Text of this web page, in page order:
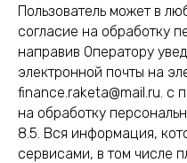
Пользователь может в
согласие на обработку
направив Оператору
электронной почты на
finance.raketa@mail.ru. с
на обработку
8.5. Вся информация,
сервисами, в том числе